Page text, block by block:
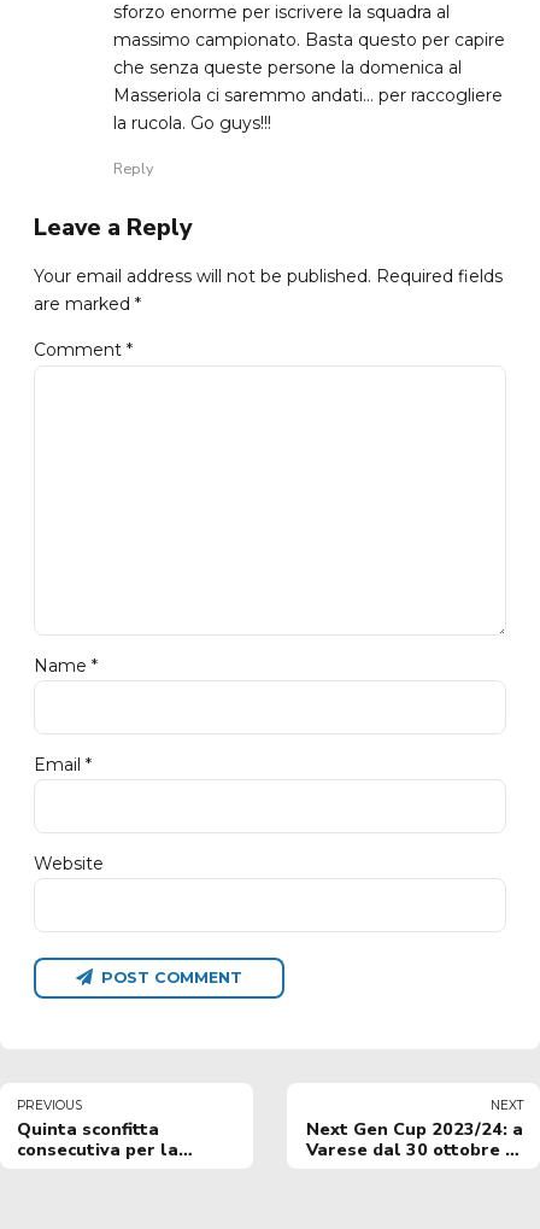
sforzo enorme per iscrivere la squadra al
massimo campionato. Basta questo per capire
che senza queste persone la domenica al
Masseriola ci saremmo andati… per raccogliere
la rucola. Go guys!!!
Reply
Leave a Reply
Your email address will not be published. Required fields
are marked *
Comment *
Name *
Email *
Website
POST COMMENT
PREVIOUS
Quinta sconfitta
consecutiva per la
NEXT
Next Gen Cup 2023/24: a
Varese dal 30 ottobre al